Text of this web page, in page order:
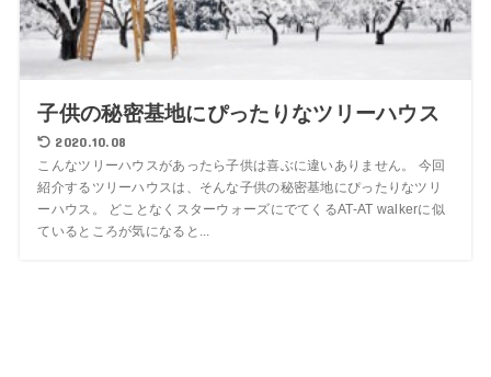
子供の秘密基地にぴったりなツリーハウス
2020.10.08
こんなツリーハウスがあったら子供は喜ぶに違いありません。 今回
紹介するツリーハウスは、そんな子供の秘密基地にぴったりなツリ
ーハウス。 どことなくスターウォーズにでてくるAT-AT walkerに似
ているところが気になると...